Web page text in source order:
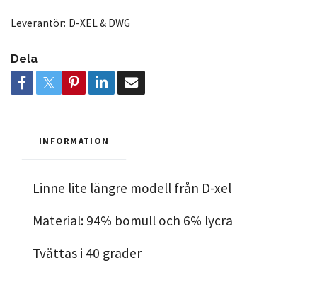
Leverantör: D-XEL & DWG
Dela
INFORMATION
Linne lite längre modell från D-xel
Material: 94% bomull och 6% lycra
Tvättas i 40 grader